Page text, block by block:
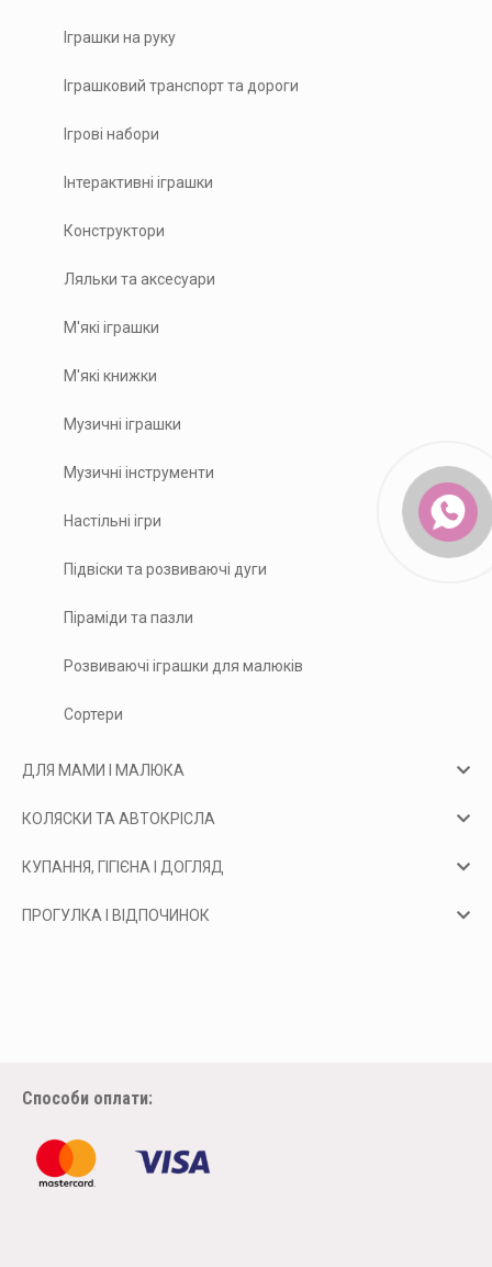
Іграшки на руку
Іграшковий транспорт та дороги
Ігрові набори
Інтерактивні іграшки
Конструктори
Ляльки та аксесуари
М'які іграшки
М'які книжки
Музичні іграшки
Музичні інструменти
Настільні ігри
Підвіски та розвиваючі дуги
Піраміди та пазли
Розвиваючі іграшки для малюків
Сортери
ДЛЯ МАМИ І МАЛЮКА
КОЛЯСКИ ТА АВТОКРІСЛА
КУПАННЯ, ГІГІЄНА І ДОГЛЯД
ПРОГУЛКА І ВІДПОЧИНОК
Способи оплати: